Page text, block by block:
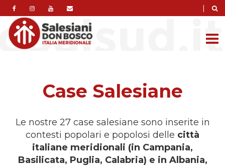
|
Case Salesiane
Le nostre 27 case salesiane sono inserite in
contesti popolari e popolosi delle città
italiane meridionali (in Campania,
Basilicata, Puglia, Calabria) e in Albania,